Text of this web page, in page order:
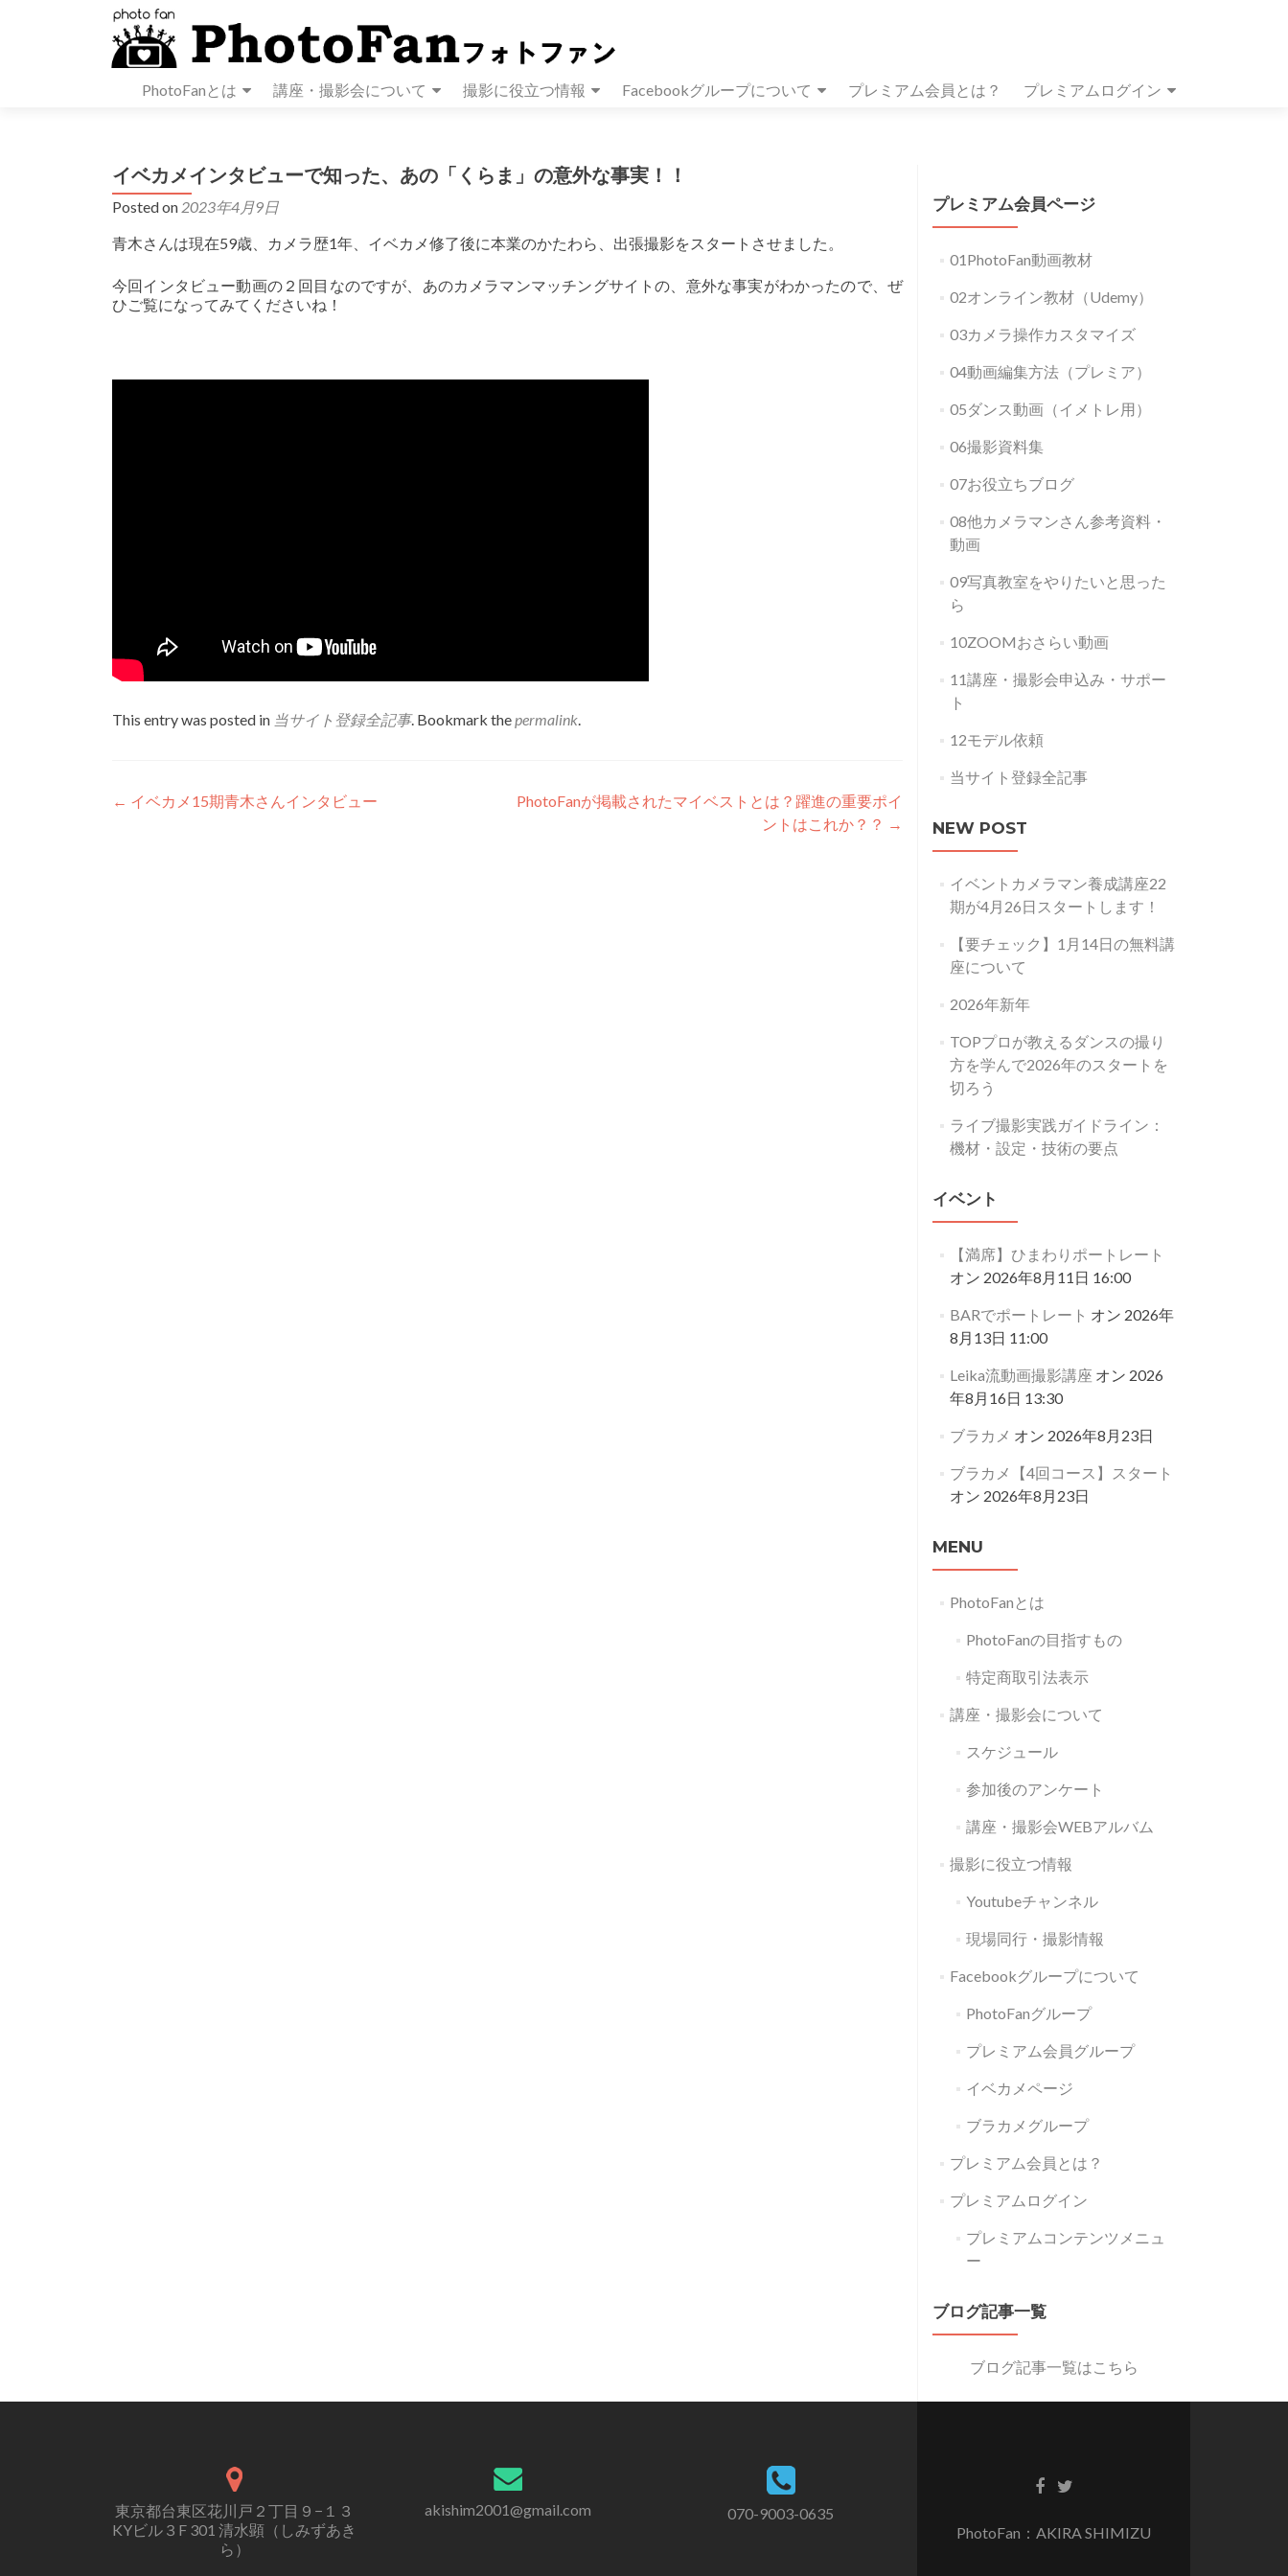
PhotoFanとは 講座・撮影会について 撮影に役立つ情報 Facebookグループについて プレミアム会員とは？ プレミアムログイン
イベカメインタビューで知った、あの「くらま」の意外な事実！！
Posted on 2023年4月9日
青木さんは現在59歳、カメラ歴1年、イベカメ修了後に本業のかたわら、出張撮影をスタートさせました。
今回インタビュー動画の２回目なのですが、あのカメラマンマッチングサイトの、意外な事実がわかったので、ぜ
ひご覧になってみてくださいね！
This entry was posted in 当サイト登録全記事. Bookmark thepermalink.
Post
← イベカメ15期青木さんインタビュー
PhotoFanが掲載されたマイベストとは？躍進の重要ポイ
ントはこれか？？ →
プレミアム会員ページ
01PhotoFan動画教材
02オンライン教材（Udemy）
03カメラ操作カスタマイズ
04動画編集方法（プレミア）
05ダンス動画（イメトレ用）
06撮影資料集
07お役立ちブログ
08他カメラマンさん参考資料・
動画
09写真教室をやりたいと思った
ら
10ZOOMおさらい動画
11講座・撮影会申込み・サポー
ト
12モデル依頼
当サイト登録全記事
NEW POST
イベントカメラマン養成講座22
期が4月26日スタートします！
【要チェック】1月14日の無料講
座について
2026年新年
TOPプロが教えるダンスの撮り
方を学んで2026年のスタートを
切ろう
ライブ撮影実践ガイドライン：
機材・設定・技術の要点
イベント
【満席】ひまわりポートレート
オン 2026年8月11日 16:00
BARでポートレート オン 2026年
8月13日 11:00
Leika流動画撮影講座 オン 2026
年8月16日 13:30
ブラカメ オン 2026年8月23日
ブラカメ【4回コース】スタート
オン 2026年8月23日
MENU
PhotoFanとは
PhotoFanの目指すもの
特定商取引法表示
講座・撮影会について
スケジュール
参加後のアンケート
講座・撮影会WEBアルバム
撮影に役立つ情報
Youtubeチャンネル
現場同行・撮影情報
Facebookグループについて
PhotoFanグループ
プレミアム会員グループ
イベカメページ
ブラカメグループ
プレミアム会員とは？
プレミアムログイン
プレミアムコンテンツメニュ
ー
ブログ記事一覧
ブログ記事一覧はこちら
東京都台東区花川戸２丁目９−１３
KYビル３F 301 清水顕（しみずあき
ら）
akishim2001@gmail.com
070-9003-0635
PhotoFan：AKIRA SHIMIZU